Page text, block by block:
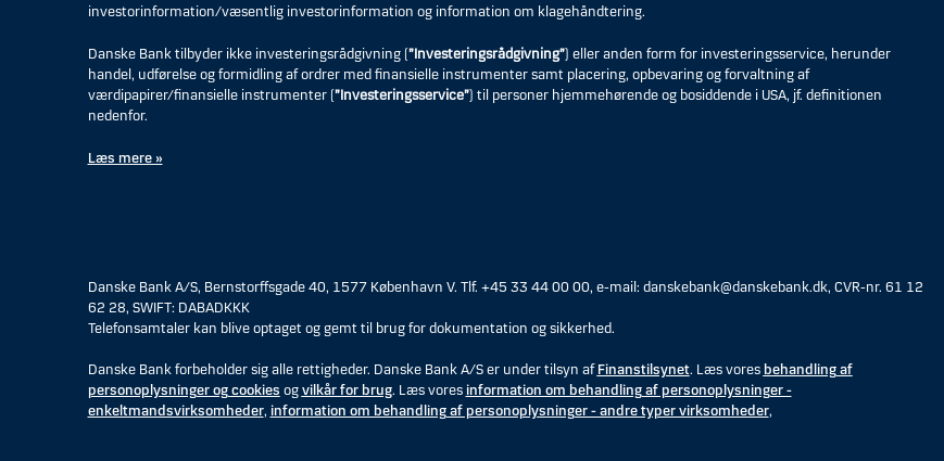
investorinformation/væsentlig investorinformation og information om klagehåndtering.
Danske Bank tilbyder ikke investeringsrådgivning (”Investeringsrådgivning”) eller anden form for investeringsservice, herunder
handel, udførelse og formidling af ordrer med finansielle instrumenter samt placering, opbevaring og forvaltning af
værdipapirer/finansielle instrumenter (”Investeringsservice”) til personer hjemmehørende og bosiddende i USA, jf. definitionen
nedenfor.
Læs mere »
Danske Bank A/S, Bernstorffsgade 40, 1577 København V. Tlf. +45 33 44 00 00, e-mail: danskebank@danskebank.dk, CVR-nr. 61 12
62 28, SWIFT: DABADKKK
Telefonsamtaler kan blive optaget og gemt til brug for dokumentation og sikkerhed.
Danske Bank forbeholder sig alle rettigheder. Danske Bank A/S er under tilsyn afFinanstilsynet. Læs vores behandling af
personoplysninger og cookies ogvilkår for brug. Læs vores information om behandling af personoplysninger -
enkeltmandsvirksomheder, information om behandling af personoplysninger - andre typer virksomheder,